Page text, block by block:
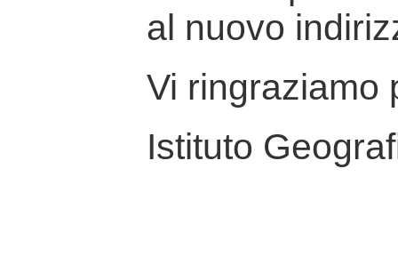
al nuovo
Vi ringraziamo
Istituto